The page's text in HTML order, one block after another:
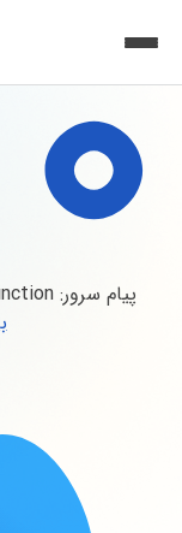
پیام سرور: